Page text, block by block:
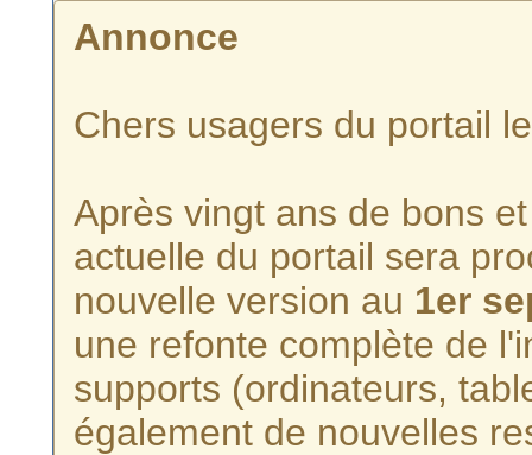
Annonce
Chers usagers du portail
Après vingt ans de bons
actuelle du portail sera
nouvelle version au 1er
une refonte complète de
supports (ordinateurs,
également de nouvelles